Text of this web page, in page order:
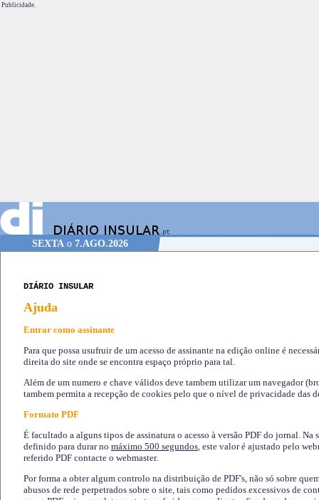
Publicidade.
SEXTA o 7.AGO.2026
DIÁRIO INSULAR
Ajuda
Entrar como assinante
Para que possa usufruir de um acesso de assinante na edição online é
direita do site onde se encontra espaço próprio para tal.
Além de um numero e chave válidos deve tambem utilizar um navegador
tambem permita a recepção de cookies pelo que o nível de privacidade das
Formato PDF
É facultado a alguns tipos de assinatura o acesso à versão PDF do jornal. Na
definido para durar no máximo 500 segundos, este valor é ajustado pelo
referido PDF contacte o webmaster.
Por forma a obter algum controlo na distribuição de PDF's, não só sobre
abusos de rede perpetrados sobre o site, tais como pedidos excessivos de